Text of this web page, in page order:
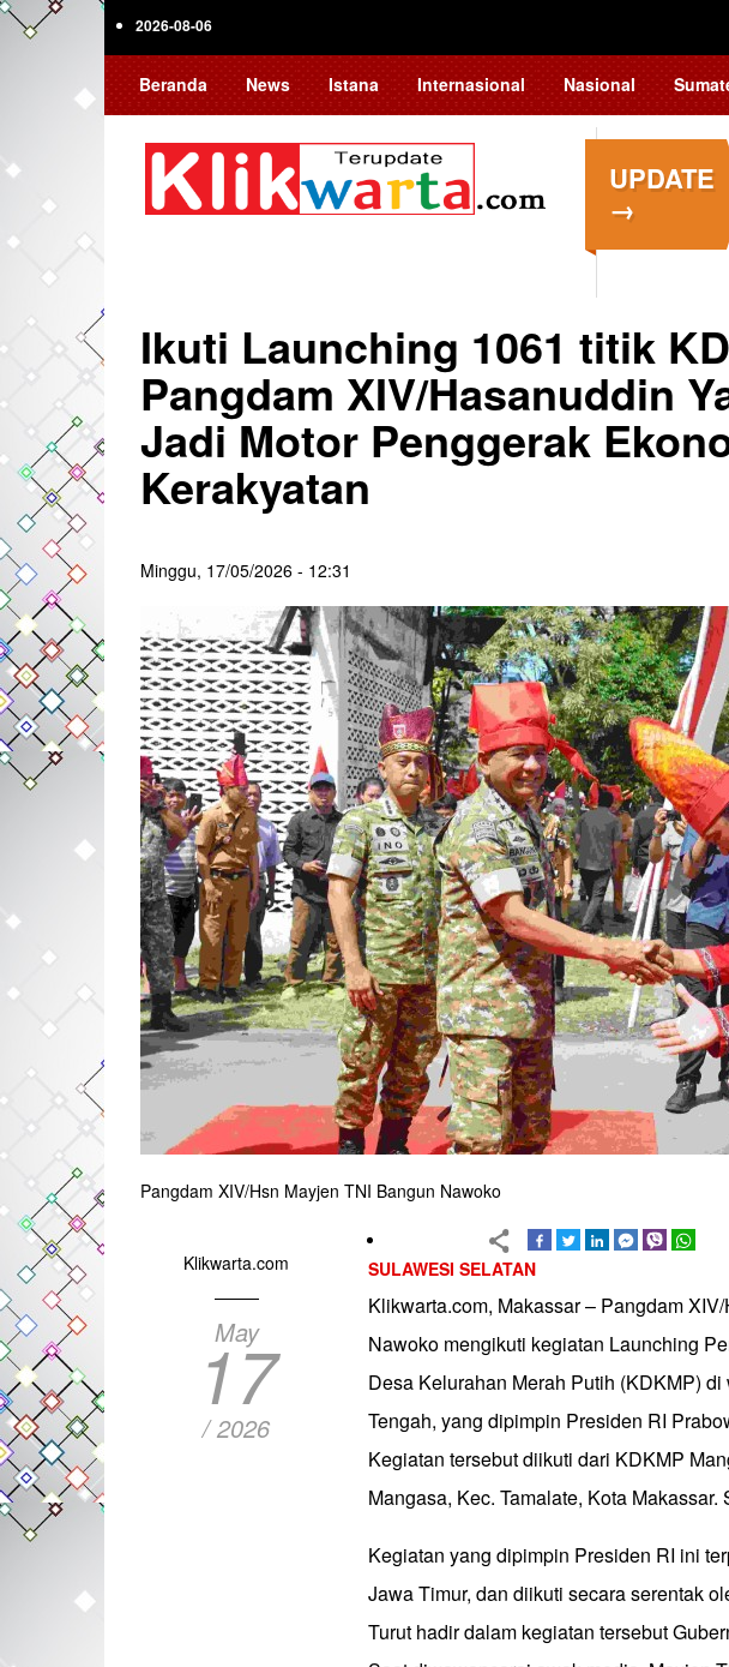
Skip
2026-08-06
Beranda News Istana Internasional Nasional
UPDATE
→
Ikuti Launching 1061 titik
Pangdam XIV/Hasanuddin
Jadi Motor Penggerak
Kerakyatan
Minggu, 17/05/2026 - 12:31
Pangdam XIV/Hsn Mayjen TNI Bangun Nawoko
Klikwarta.com
May
17
/ 2026
SULAWESI SELATAN
Klikwarta.com, Makassar – Pangdam
Nawoko mengikuti kegiatan Launching
Desa Kelurahan Merah Putih (KDKMP)
Tengah, yang dipimpin Presiden RI
Kegiatan tersebut diikuti dari KDKMP
Mangasa, Kec. Tamalate, Kota Makassar.
Kegiatan yang dipimpin Presiden RI ini
Jawa Timur, dan diikuti secara serentak
Turut hadir dalam kegiatan tersebut